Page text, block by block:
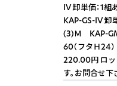
IV 卸単価：1
KAP-GS-IV 卸
(3)Ｍ KAP-
60（フタＨ24
220.00円 ロッ
す。お問合せ下